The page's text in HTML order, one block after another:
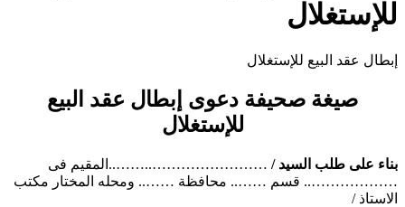
للإستغلال
إبطال عقد البيع للإستغلال
صيغة صحيفة دعوى إبطال عقد البيع
للإستغلال
بناء على طلب السيد / ……………………..……..المقيم فى
……………….. قسم …….. محافظة …….. ومحله المختار مكتب
الاستاذ /